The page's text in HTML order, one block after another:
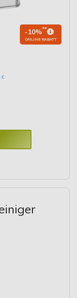
-10%**
ONLINE RABATT
€